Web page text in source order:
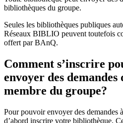
bibliothèques du groupe.
Seules les bibliothèques publiques
Réseaux BIBLIO peuvent toutefois
offert par BAnQ.
Comment s’inscrire
envoyer des demandes
membre du groupe?
Pour pouvoir envoyer des demandes
d’abord inscrire votre bibliothèque.